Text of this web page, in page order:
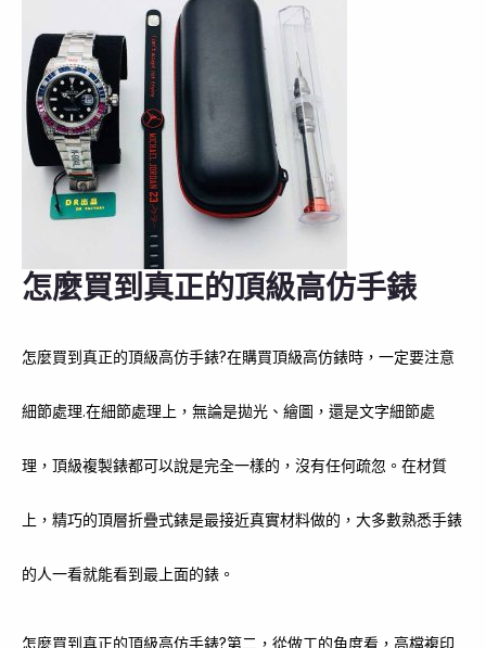
怎麼買到真正的頂級高仿手錶
怎麼買到真正的頂級高仿手錶?在購買頂級高仿錶時，一定要注意
細節處理.在細節處理上，無論是拋光、繪圖，還是文字細節處
理，頂級複製錶都可以說是完全一樣的，沒有任何疏忽。在材質
上，精巧的頂層折疊式錶是最接近真實材料做的，大多數熟悉手錶
的人一看就能看到最上面的錶。
怎麼買到真正的頂級高仿手錶?第二，從做工的角度看，高檔複印